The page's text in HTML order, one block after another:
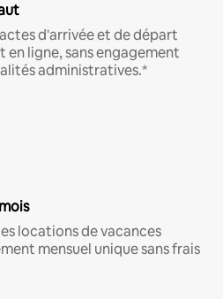
d'arrivée et de départ
en ligne, sans engagement
administratives.*
locations de vacances
mensuel unique sans frais